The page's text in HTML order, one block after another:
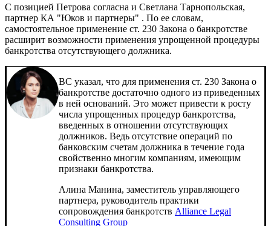
С позицией Петрова согласна и Светлана Тарнопольская,
партнер КА "Юков и партнеры" . По ее словам,
самостоятельное применение ст. 230 Закона о банкротстве
расширит возможности применения упрощенной процедуры
банкротства отсутствующего должника.
ВС указал, что для применения ст. 230 Закона о
банкротстве достаточно одного из приведенных
в ней оснований. Это может привести к росту
числа упрощенных процедур банкротства,
введенных в отношении отсутствующих
должников. Ведь отсутствие операций по
банковским счетам должника в течение года
свойственно многим компаниям, имеющим
признаки банкротства.
Алина Манина, заместитель управляющего
партнера, руководитель практики
сопровождения банкротств Alliance Legal
Consulting Group